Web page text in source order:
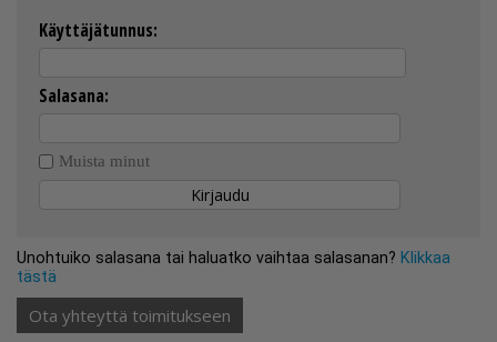
Käyttäjätunnus:
Salasana:
Muista minut
Unohtuiko salasana tai haluatko vaihtaa salasanan? Klikkaa
tästä
Ota yhteyttä toimitukseen